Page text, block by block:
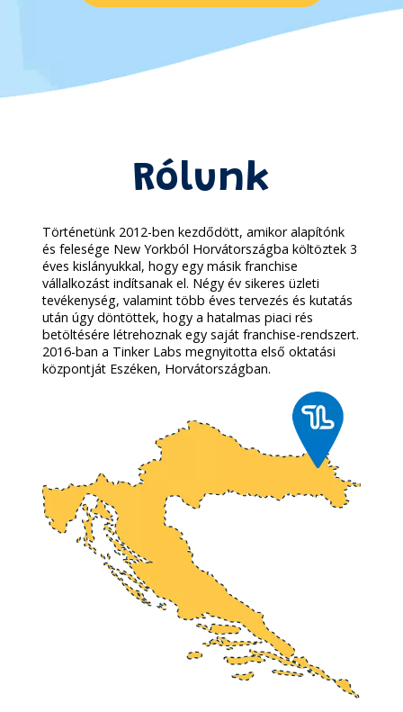
Rólunk
Történetünk 2012-ben kezdődött, amikor alapítónk
és felesége New Yorkból Horvátországba költöztek 3
éves kislányukkal, hogy egy másik franchise
vállalkozást indítsanak el. Négy év sikeres üzleti
tevékenység, valamint több éves tervezés és kutatás
után úgy döntöttek, hogy a hatalmas piaci rés
betöltésére létrehoznak egy saját franchise-rendszert.
2016-ban a Tinker Labs megnyitotta első oktatási
központját Eszéken, Horvátországban.